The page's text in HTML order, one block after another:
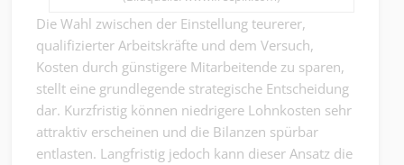
Die Wahl zwischen der Einstellung teurerer,
qualifizierter Arbeitskräfte und dem Versuch,
Kosten durch günstigere Mitarbeitende zu sparen,
stellt eine grundlegende strategische Entscheidung
dar. Kurzfristig können niedrigere Lohnkosten sehr
attraktiv erscheinen und die Bilanzen spürbar
entlasten. Langfristig jedoch kann dieser Ansatz die